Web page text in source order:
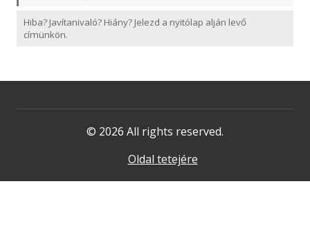
Hiba? Javítanivaló? Hiány? Jelezd a nyitólap alján levő
címünkön.
© 2026 All rights reserved.
Oldal tetejére